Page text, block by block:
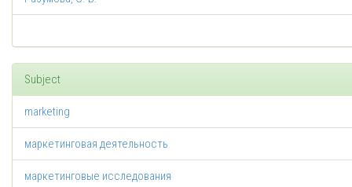
Subject
marketing
маркетинговая деятельность
маркетинговые исследования